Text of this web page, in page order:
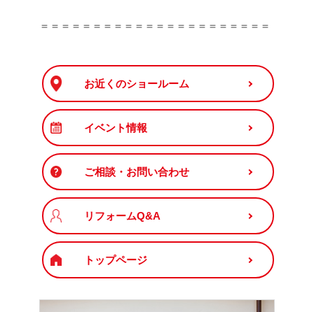
＝＝＝＝＝＝＝＝＝＝＝＝＝＝＝＝＝＝＝＝＝＝
お近くのショールーム
イベント情報
ご相談・お問い合わせ
リフォームQ&A
トップページ